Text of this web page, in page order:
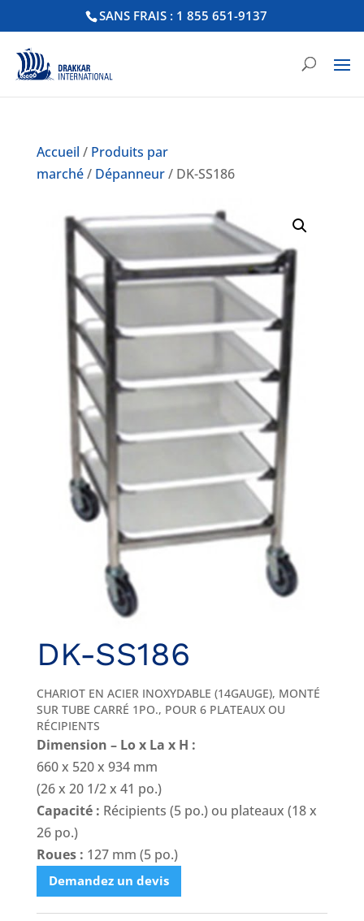
SANS FRAIS : 1 855 651-9137
Accueil / Produits par
marché/ Dépanneur/ DK-SS186
DK-SS186
CHARIOT EN ACIER INOXYDABLE (14GAUGE), MONTÉ
SUR TUBE CARRÉ 1PO., POUR 6 PLATEAUX OU
RÉCIPIENTS
Dimension – Lo x La x H :
660 x 520 x 934 mm
(26 x 20 1/2 x 41 po.)
Capacité : Récipients (5 po.) ou plateaux (18 x
26 po.)
Roues : 127 mm (5 po.)
Demandez un devis